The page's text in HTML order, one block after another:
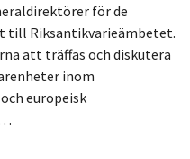
för de
till Riksantikvarieämbetet.
att träffas och diskutera
inom
europeisk